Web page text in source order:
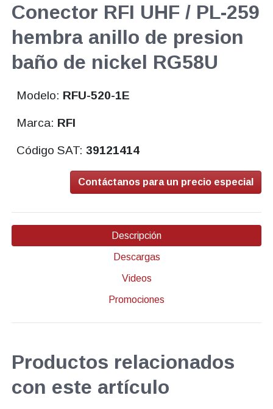
Conector RFI UHF / PL-259
hembra anillo de presion
baño de nickel RG58U
Modelo: RFU-520-1E
Marca: RFI
Código SAT:39121414
Contáctanos para un precio especial
Descripción
Descargas
Videos
Promociones
Productos relacionados
con este artículo